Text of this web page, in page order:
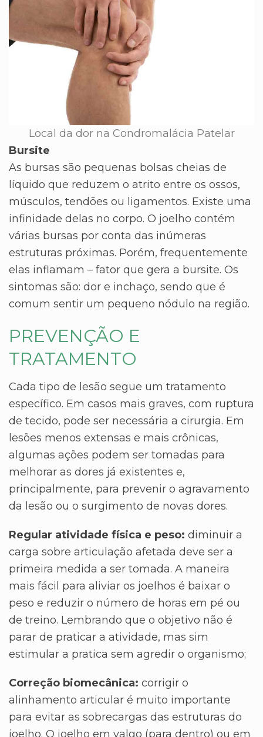
Local da dor na Condromalácia Patelar
Bursite
As bursas são pequenas bolsas cheias de
líquido que reduzem o atrito entre os ossos,
músculos, tendões ou ligamentos. Existe uma
infinidade delas no corpo. O joelho contém
várias bursas por conta das inúmeras
estruturas próximas. Porém, frequentemente
elas inflamam – fator que gera a bursite. Os
sintomas são: dor e inchaço, sendo que é
comum sentir um pequeno nódulo na região.
PREVENÇÃO E
TRATAMENTO
Cada tipo de lesão segue um tratamento
específico. Em casos mais graves, com ruptura
de tecido, pode ser necessária a cirurgia. Em
lesões menos extensas e mais crônicas,
algumas ações podem ser tomadas para
melhorar as dores já existentes e,
principalmente, para prevenir o agravamento
da lesão ou o surgimento de novas dores.
Regular atividade física e peso: diminuir a
carga sobre articulação afetada deve ser a
primeira medida a ser tomada. A maneira
mais fácil para aliviar os joelhos é baixar o
peso e reduzir o número de horas em pé ou
de treino. Lembrando que o objetivo não é
parar de praticar a atividade, mas sim
estimular a pratica sem agredir o organismo;
Correção biomecânica: corrigir o
alinhamento articular é muito importante
para evitar as sobrecargas das estruturas do
joelho. O joelho em valgo (para dentro) ou em